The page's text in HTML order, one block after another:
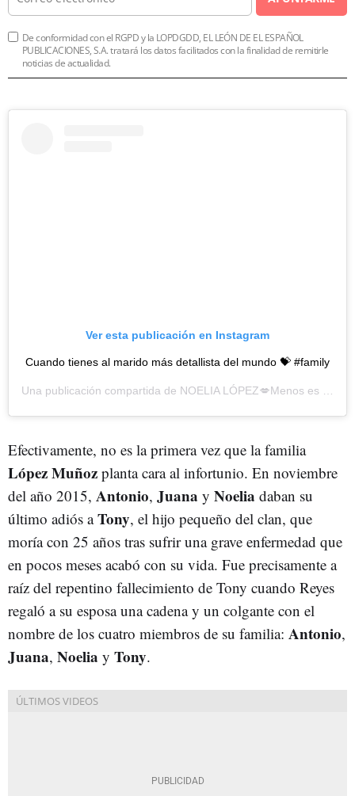
De conformidad con el RGPD y la LOPDGDD, EL LEÓN DE EL ESPAÑOL
PUBLICACIONES, S.A. tratará los datos facilitados con la finalidad de remitirle
noticias de actualidad.
Ver esta publicación en Instagram
Cuando tienes al marido más detallista del mundo 💝 #family
Una publicación compartida de NOELIA LÓPEZ💋Menos es más 👧🏻👶🏻
Efectivamente, no es la primera vez que la familia
López Muñoz planta cara al infortunio. En noviembre
del año 2015, Antonio, Juana y Noelia daban su
último adiós aTony, el hijo pequeño del clan, que
moría con 25 años tras sufrir una grave enfermedad que
en pocos meses acabó con su vida. Fue precisamente a
raíz del repentino fallecimiento de Tony cuando Reyes
regaló a su esposa una cadena y un colgante con el
nombre de los cuatro miembros de su familia: Antonio,
Juana, Noelia y Tony.